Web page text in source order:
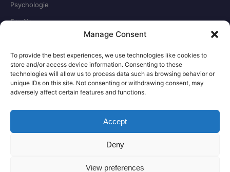
Manage Consent
To provide the best experiences, we use technologies like cookies to
store and/or access device information. Consenting to these
technologies will allow us to process data such as browsing behavior or
unique IDs on this site. Not consenting or withdrawing consent, may
adversely affect certain features and functions.
Accept
Deny
View preferences
Psychologie
Familie
RECHTLICHES
Redaktion
Impressum
Datenschutz